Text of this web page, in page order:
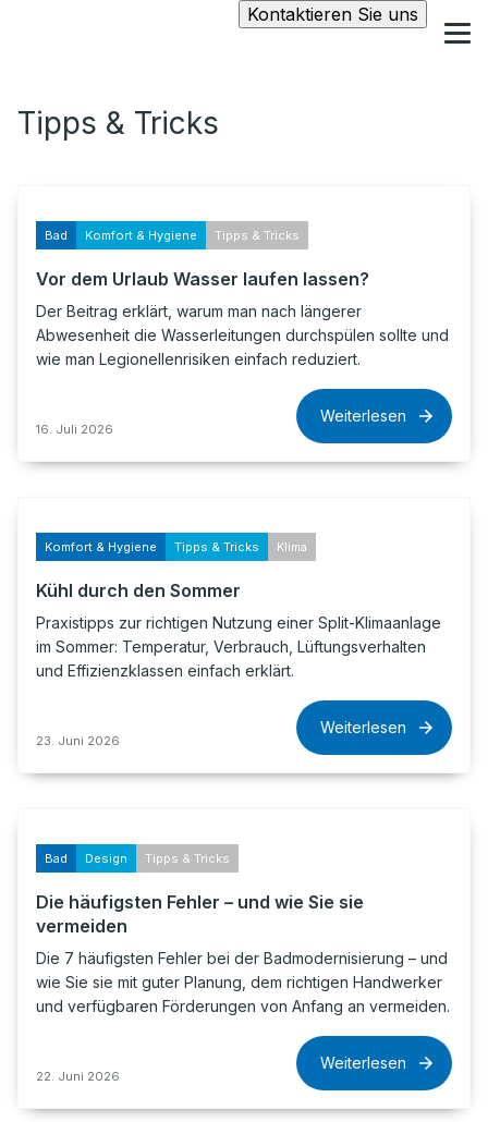
Kontaktieren Sie uns
Tipps & Tricks
Bad Komfort & Hygiene Tipps & Tricks
Vor dem Urlaub Wasser laufen lassen?
Der Beitrag erklärt, warum man nach längerer
Abwesenheit die Wasserleitungen durchspülen sollte und
wie man Legionellenrisiken einfach reduziert.
16. Juli 2026
Weiterlesen
Komfort & Hygiene Tipps & Tricks Klima
Kühl durch den Sommer
Praxistipps zur richtigen Nutzung einer Split-Klimaanlage
im Sommer: Temperatur, Verbrauch, Lüftungsverhalten
und Effizienzklassen einfach erklärt.
23. Juni 2026
Weiterlesen
Bad Design Tipps & Tricks
Die häufigsten Fehler – und wie Sie sie
vermeiden
Die 7 häufigsten Fehler bei der Badmodernisierung – und
wie Sie sie mit guter Planung, dem richtigen Handwerker
und verfügbaren Förderungen von Anfang an vermeiden.
22. Juni 2026
Weiterlesen